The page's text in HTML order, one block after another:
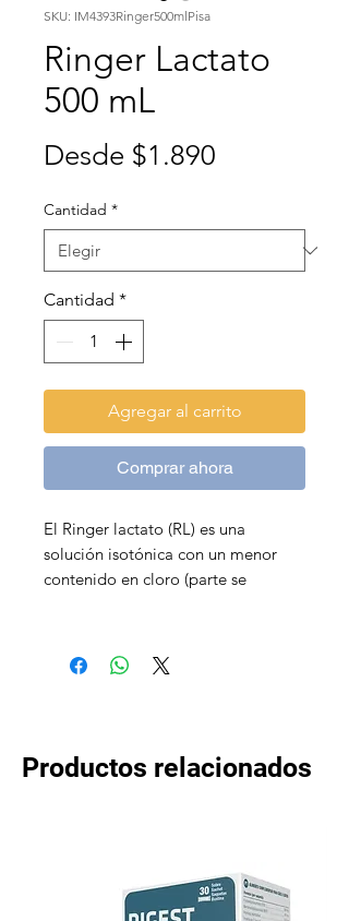
SKU: IM4393Ringer500mlPisa
Ringer Lactato
500 mL
Desde $1.890
oferta
Cantidad *
Cantidad *
Agregar al carrito
Comprar ahora
El Ringer lactato (RL) es una
solución isotónica con un menor
contenido en cloro (parte se
Imagen Referencial - Marca puede
variar
Productos relacionados